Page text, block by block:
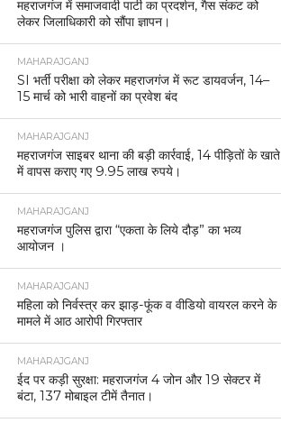
महराजगंज में समाजवादी पार्टी का प्रदर्शन, गैस संकट को
लेकर जिलाधिकारी को सौंपा ज्ञापन।
MAHARAJGANJ
SI भर्ती परीक्षा को लेकर महराजगंज में रूट डायवर्जन, 14–
15 मार्च को भारी वाहनों का प्रवेश बंद
MAHARAJGANJ
महराजगंज साइबर थाना की बड़ी कार्रवाई, 14 पीड़ितों के खाते
में वापस कराए गए 9.95 लाख रुपये।
MAHARAJGANJ
महराजगंज पुलिस द्वारा “एकता के लिये दौड़” का भव्य
आयोजन ।
MAHARAJGANJ
महिला को निर्वस्त्र कर झाड़-फूंक व वीडियो वायरल करने के
मामले में आठ आरोपी गिरफ्तार
MAHARAJGANJ
ईद पर कड़ी सुरक्षा: महराजगंज 4 जोन और 19 सेक्टर में
बंटा, 137 मोबाइल टीमें तैनात।